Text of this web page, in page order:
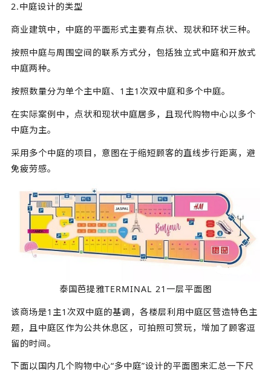
2.中庭设计的类型
商业建筑中，中庭的平面形式主要有点状、现状和环状三种。
按照中庭与周围空间的联系方式分，包括独立式中庭和开放式
中庭两种。
按照数量分为单个主中庭、1主1次双中庭和多个中庭。
在实际案例中，点状和现状中庭居多，且现代购物中心以多个
中庭为主。
采用多个中庭的项目，意图在于缩短顾客的直线步行距离，避
免疲劳感。
泰国芭提雅TERMINAL 21一层平面图
该商场是1主1次双中庭的基调，各楼层利用中庭区营造特色主
题，且中庭区作为公共休息区，可拍照可赏玩，增加了顾客逗
留的时间。
下面以国内几个购物中心“多中庭”设计的平面图来汇总一下尺